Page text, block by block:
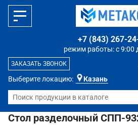
Выберите локацию: Казань
режим работы: с 9:00
+7 (843) 267-
ЗАКАЗАТЬ ЗВОНОК
Стол разделочный СПП-